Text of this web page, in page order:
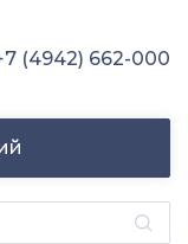
(4942) 662-000